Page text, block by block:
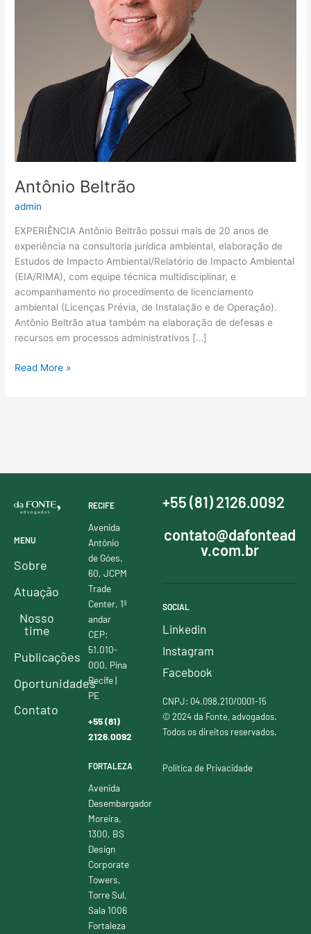
Antônio Beltrão
admin
EXPERIÊNCIA Antônio Beltrão possui mais de 20 anos de
experiência na consultoria jurídica ambiental, elaboração de
Estudos de Impacto Ambiental/Relatório de Impacto Ambiental
(EIA/RIMA), com equipe técnica multidisciplinar, e
acompanhamento no procedimento de licenciamento
ambiental (Licenças Prévia, de Instalação e de Operação).
Antônio Beltrão atua também na elaboração de defesas e
recursos em processos administrativos […]
Read More »
MENU
Sobre
Atuação
Nosso
time
Publicações
Oportunidades
Contato
RECIFE
Avenida
Antônio
de Góes,
60, JCPM
Trade
Center, 1º
andar
CEP:
51.010-
000, Pina
Recife |
PE
+55 (81)
2126.0092
FORTALEZA
Avenida
Desembargador
Moreira,
1300, BS
Design
Corporate
Towers,
Torre Sul,
Sala 1006
Fortaleza
+55 (81) 2126.0092
contato@dafontead
v.com.br
SOCIAL
Linkedin
Instagram
Facebook
CNPJ: 04.098.210/0001-15
© 2024 da Fonte, advogados.
Todos os direitos reservados.
Política de Privacidade